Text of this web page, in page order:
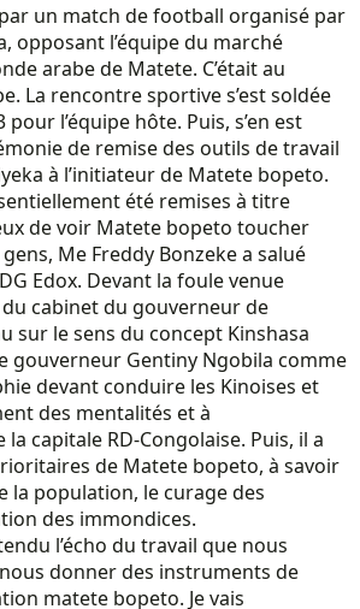
un match de football organisé par
opposant l’équipe du marché
arabe de Matete. C’était au
La rencontre sportive s’est soldée
l’équipe hôte. Puis, s’en est
de remise des outils de travail
à l’initiateur de Matete bopeto.
été remises à titre
de voir Matete bopeto toucher
Me Freddy Bonzeke a salué
Edox. Devant la foule venue
du cabinet du gouverneur de
sur le sens du concept Kinshasa
gouverneur Gentiny Ngobila comme
devant conduire les Kinoises et
des mentalités et à
la capitale RD-Congolaise. Puis, il a
de Matete bopeto, à savoir
la population, le curage des
des immondices.
l’écho du travail que nous
donner des instruments de
matete bopeto. Je vais